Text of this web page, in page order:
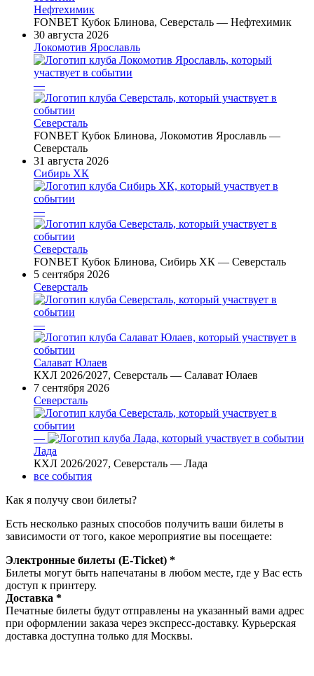
Нефтехимик
FONBET Кубок Блинова, Северсталь — Нефтехимик
30 августа 2026
Локомотив Ярославль
—
Северсталь
FONBET Кубок Блинова, Локомотив Ярославль —
Северсталь
31 августа 2026
Сибирь ХК
—
Северсталь
FONBET Кубок Блинова, Сибирь ХК — Северсталь
5 сентября 2026
Северсталь
—
Салават Юлаев
КХЛ 2026/2027, Северсталь — Салават Юлаев
7 сентября 2026
Северсталь
—
Лада
КХЛ 2026/2027, Северсталь — Лада
все события
Как я получу свои билеты?
Есть несколько разных способов получить ваши билеты в
зависимости от того, какое мероприятие вы посещаете:
Электронные билеты (E-Ticket) *
Билеты могут быть напечатаны в любом месте, где у Вас есть
доступ к принтеру.
Доставка *
Печатные билеты будут отправлены на указанный вами адрес
при оформлении заказа через экспресс-доставку. Курьерская
доставка доступна только для Москвы.